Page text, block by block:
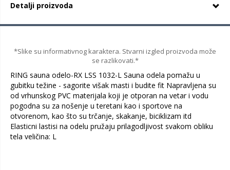
Detalji proizvoda
*Slike su informativnog karaktera. Stvarni izgled proizvoda može
se razlikovati.*
RING sauna odelo-RX LSS 1032-L Sauna odela pomažu u
gubitku težine - sagorite višak masti i budite fit Napravljena su
od vrhunskog PVC materijala koji je otporan na vetar i vodu
pogodna su za nošenje u teretani kao i sportove na
otvorenom, kao što su trčanje, skakanje, biciklizam itd
Elasticni lastisi na odelu pružaju prilagodljivost svakom obliku
tela veličina: L